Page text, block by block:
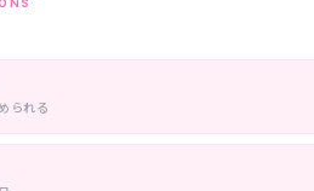
られる